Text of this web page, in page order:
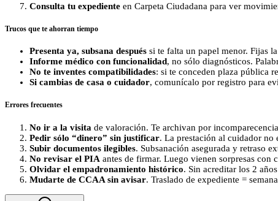
Consulta tu expediente en Carpeta Ciudadana para ver
Trucos que te ahorran tiempo
Presenta ya, subsana después si te falta un papel menor. Fijas
Informe médico con funcionalidad, no sólo diagnósticos.
No te inventes compatibilidades: si te conceden plaza pública
Si cambias de casa o cuidador, comunícalo por registro para
Errores frecuentes
No ir a la visita de valoración. Te archivan por
Pedir sólo “dinero” sin justificar. La prestación al cuidador no
Subir documentos ilegibles. Subsanación asegurada y retraso
No revisar el PIA antes de firmar. Luego vienen sorpresas con
Olvidar el empadronamiento histórico. Sin acreditar los 2
Mudarte de CCAA sin avisar. Traslado de expediente =